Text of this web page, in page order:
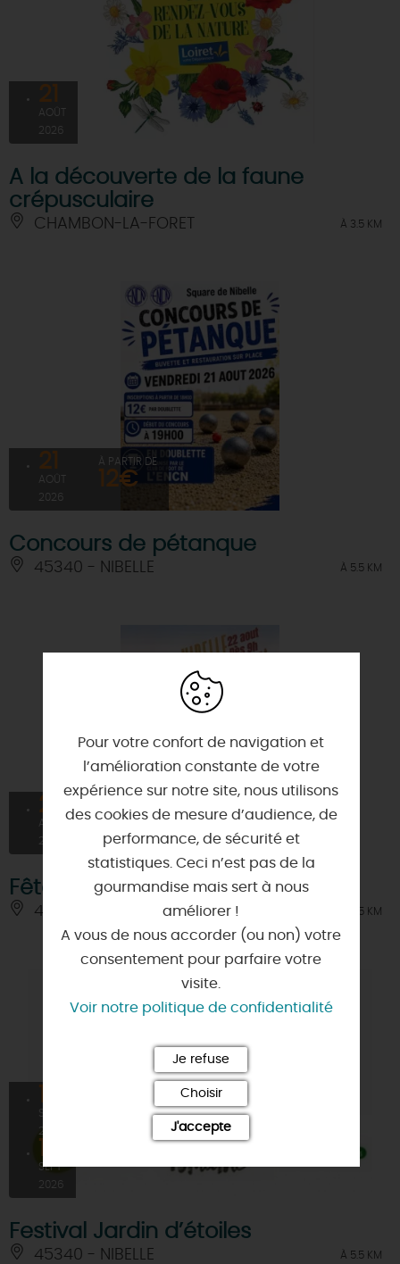
21
AOÛT
2026
A la découverte de la faune
crépusculaire
CHAMBON-LA-FORET À 3.5 KM
21
AOÛT
2026
À PARTIR DE
12€
Concours de pétanque
45340 - NIBELLE À 5.5 KM
22
AOÛT
2026
Fête de Nibelle - Vide Grenier
45340 - NIBELLE À 5.5 KM
11
SEPT
2026
12
SEPT
2026
Festival Jardin d’étoiles
45340 - NIBELLE À 5.5 KM
Pour votre confort de navigation et
l’amélioration constante de votre
expérience sur notre site, nous utilisons
des cookies de mesure d’audience, de
performance, de sécurité et
statistiques. Ceci n’est pas de la
gourmandise mais sert à nous
améliorer !
A vous de nous accorder (ou non) votre
consentement pour parfaire votre
visite.
Voir notre politique de confidentialité
Je refuse
Choisir
J'accepte